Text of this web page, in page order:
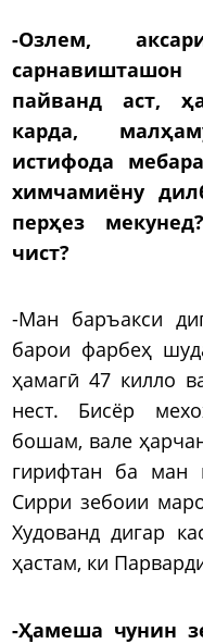
-Озлем,
пайванд аст,
карда,
истифода
химчамиёну
перҳез
чист?
-Ман баръакси
барои фарбеҳ
ҳамагӣ 47 килло
нест. Бисёр
бошам, вале
гирифтан ба ман
Сирри зебоии
Худованд дигар
ҳастам, ки
-Ҳамеша чунин